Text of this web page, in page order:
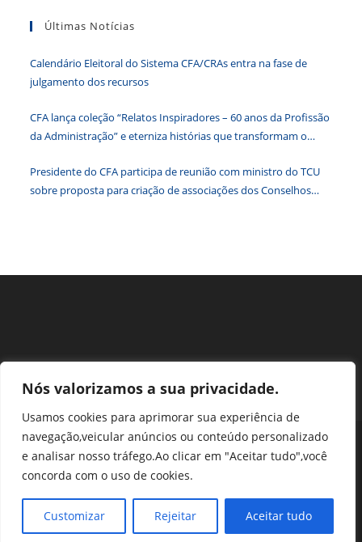
Nós valorizamos a sua privacidade.
Usamos cookies para aprimorar sua experiência de
navegação,veicular anúncios ou conteúdo personalizado
e analisar nosso tráfego.Ao clicar em "Aceitar tudo",você
concorda com o uso de cookies.
Customizar Rejeitar Aceitar tudo
k
Últimas Notícias
Calendário Eleitoral do Sistema CFA/CRAs entra na fase de
julgamento dos recursos
CFA lança coleção “Relatos Inspiradores – 60 anos da Profissão
da Administração” e eterniza histórias que transformam o
Presidente do CFA participa de reunião com ministro do TCU
sobre proposta para criação de associações dos Conselhos
Perguntas Frequentes
Ouvidoria
Transparência e prestação de contas
Assessoria de Imprensa
Setor de Autarquias Sul 1 Bloco L Edificio CFA - Asa Sul, Brasília -
DF, 70070-932 | Telefone: (61) 3218-1800 | cfa@cfa.org.br |
Copyright - 2024 CFA | All Rights Reserved | Powered by CFA